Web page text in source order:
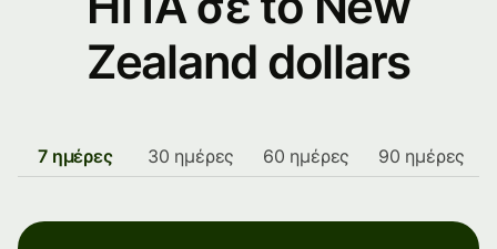
Zealand dollars
7 ημέρες 30 ημέρες 60 ημέρες 90 ημέρες